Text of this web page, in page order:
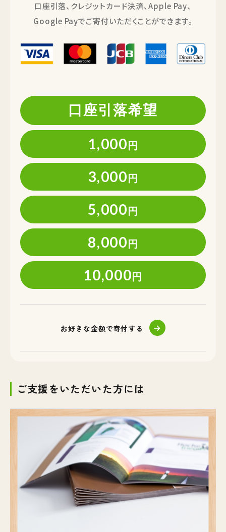
口座引落、クレジットカード決済、Apple Pay、
Google Payでご寄付いただくことができます。
口座引落希望
1,000円
3,000円
5,000円
8,000円
10,000円
お好きな金額で寄付する
ご支援をいただいた方には